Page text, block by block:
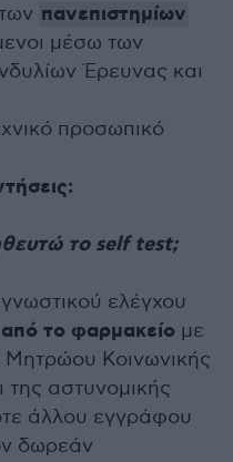
πανεπιστημίων
μέσω των
Έρευνας και
προσωπικό
το self test;
ελέγχου
το φαρμακείο με
Μητρώου Κοινωνικής
αστυνομικής
άλλου εγγράφου
δωρεάν